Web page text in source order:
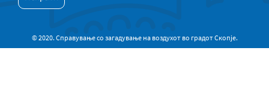
© 2020. Справување со загадување на воздухот во градот Скопје.